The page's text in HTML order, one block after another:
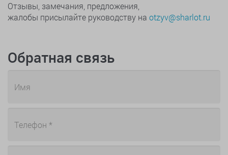
Отзывы, замечания, предложения,
жалобы присылайте руководству на otzyv@sharlot.ru
Обратная связь